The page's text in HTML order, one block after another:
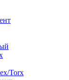
Torx